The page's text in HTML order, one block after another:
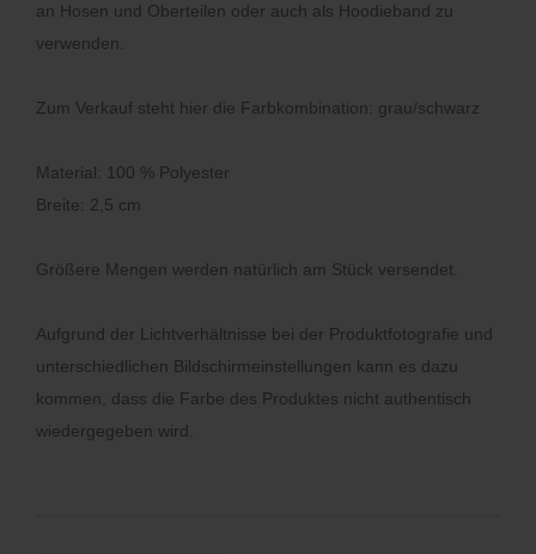
an Hosen und Oberteilen oder auch als Hoodieband zu
verwenden.
Zum Verkauf steht hier die Farbkombination: grau/schwarz
Material: 100 % Polyester
Breite: 2,5 cm
Größere Mengen werden natürlich am Stück versendet.
Aufgrund der Lichtverhältnisse bei der Produktfotografie und
unterschiedlichen Bildschirmeinstellungen kann es dazu
kommen, dass die Farbe des Produktes nicht authentisch
wiedergegeben wird.